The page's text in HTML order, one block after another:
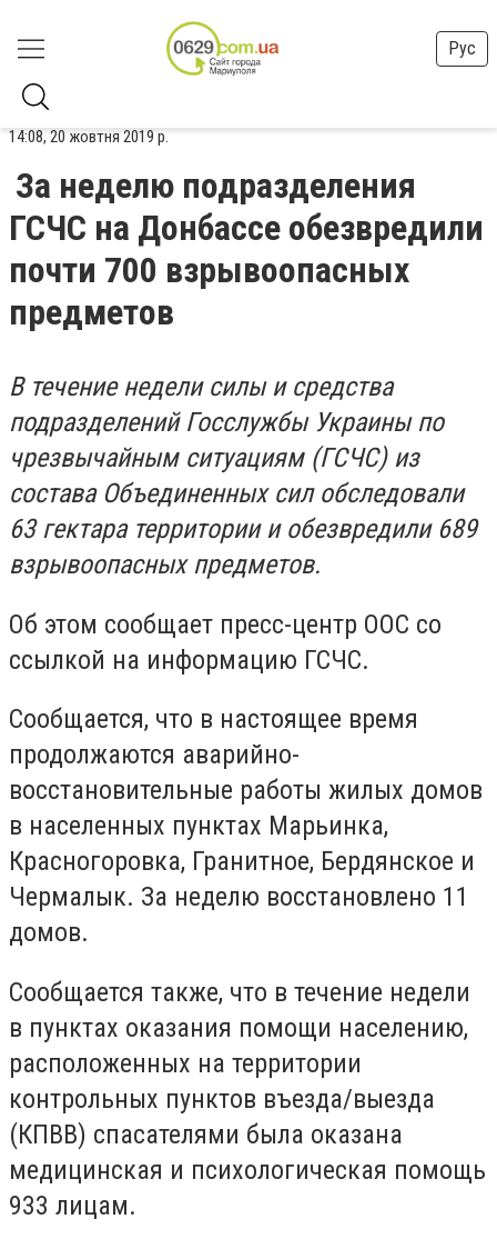
Рус
14:08, 20 жовтня 2019 р.
За неделю подразделения
ГСЧС на Донбассе обезвредили
почти 700 взрывоопасных
предметов
В течение недели силы и средства
подразделений Госслужбы Украины по
чрезвычайным ситуациям (ГСЧС) из
состава Объединенных сил обследовали
63 гектара территории и обезвредили 689
взрывоопасных предметов.
Об этом сообщает пресс-центр ООС со
ссылкой на информацию ГСЧС.
Сообщается, что в настоящее время
продолжаются аварийно-
восстановительные работы жилых домов
в населенных пунктах Марьинка,
Красногоровка, Гранитное, Бердянское и
Чермалык. За неделю восстановлено 11
домов.
Сообщается также, что в течение недели
в пунктах оказания помощи населению,
расположенных на территории
контрольных пунктов въезда/выезда
(КПВВ) спасателями была оказана
медицинская и психологическая помощь
933 лицам.